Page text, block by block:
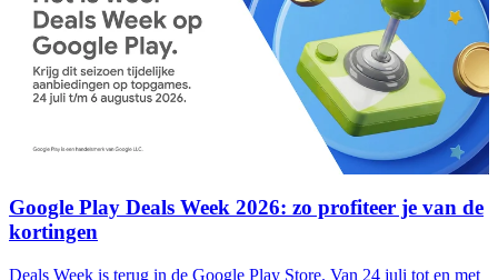
Google Play Deals Week 2026: zo profiteer je van de
kortingen
Deals Week is terug in de Google Play Store. Van 24 juli tot en met